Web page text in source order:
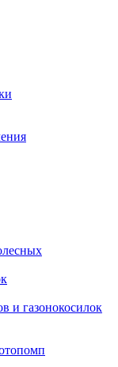
и газонокосилок